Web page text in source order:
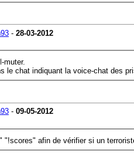
- 28-03-2012
muter.
le chat indiquant la voice-chat des
- 09-05-2012
"!scores" afin de vérifier si un